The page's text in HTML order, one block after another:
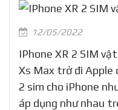
12/05/2022
IPhone XR 2 SIM
Xs Max trở đi Apple
2 sim cho iPhone
áp dụng như nhau